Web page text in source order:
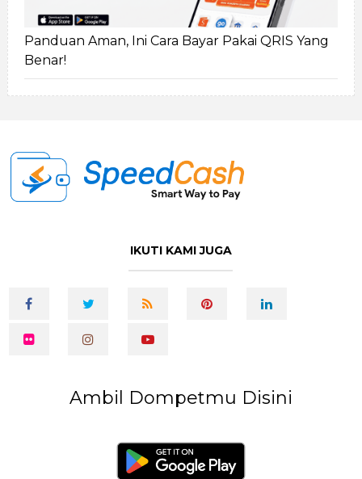
Panduan Aman, Ini Cara Bayar Pakai QRIS Yang
Benar!
IKUTI KAMI JUGA
Ambil Dompetmu Disini